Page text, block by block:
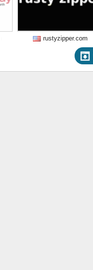
rustyzipper.com